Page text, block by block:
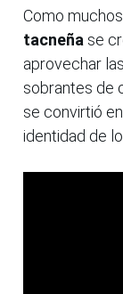
Como
tacneña se
aprovechar
sobrantes de
se convirtió
identidad de